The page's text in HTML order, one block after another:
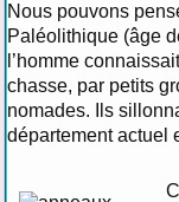
Nous pouvons
Paléolithique (âge
l’homme
chasse, par petits
nomades. Ils
département actuel